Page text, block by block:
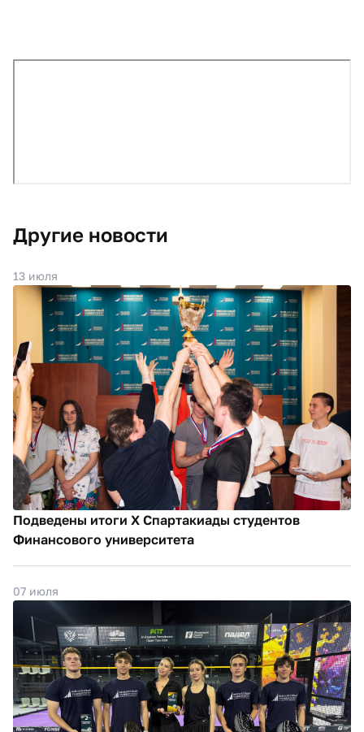
Другие новости
13 июля
Подведены итоги X Спартакиады студентов
Финансового университета
07 июля